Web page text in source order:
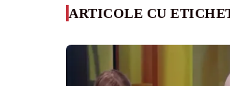
ARTICOLE CU